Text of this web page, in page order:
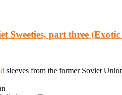
Sweeties, part three
sleeves from the former Soviet